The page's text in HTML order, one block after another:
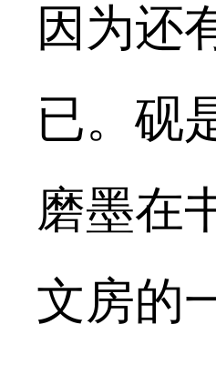
因为还
已。砚
磨墨在
文房的